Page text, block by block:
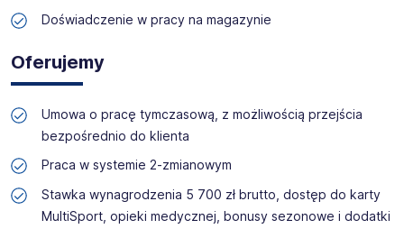
Doświadczenie w pracy na magazynie
Oferujemy
Umowa o pracę tymczasową, z możliwością przejścia
bezpośrednio do klienta
Praca w systemie 2-zmianowym
Stawka wynagrodzenia 5 700 zł brutto, dostęp do karty
MultiSport, opieki medycznej, bonusy sezonowe i dodatki